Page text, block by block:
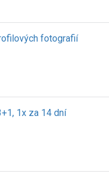
fotografií
1x za 14 dní